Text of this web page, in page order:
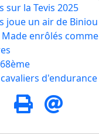
sur la Tevis 2025
joue un air de Biniou
Made enrôlés comme
d'endurance